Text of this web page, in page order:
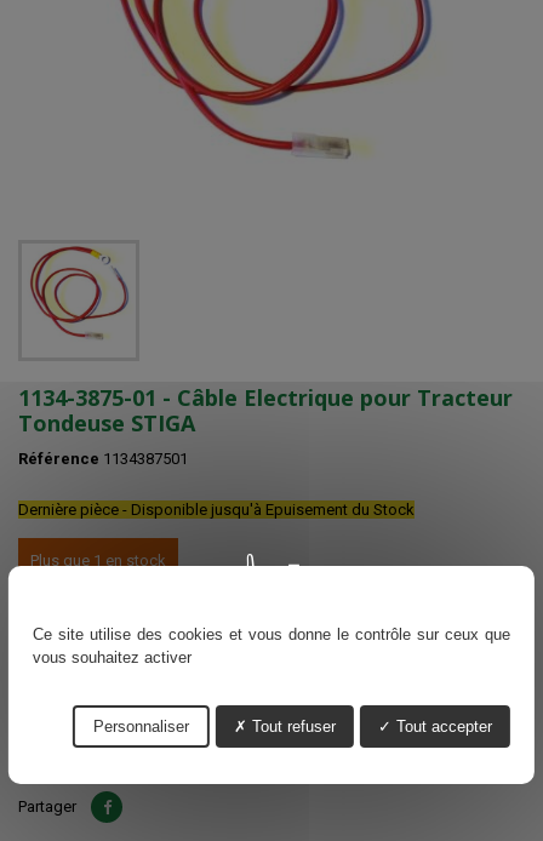
1134-3875-01 - Câble Electrique pour Tracteur
Tondeuse STIGA
Référence 1134387501
Dernière pièce - Disponible jusqu'à Epuisement du Stock
Plus que 1 en stock
31,64 €TTC
 Ajouter au panier
Partager
Ce site utilise des cookies et vous donne le contrôle sur ceux que
vous souhaitez activer
Tout accepter
Tout refuser
Personnaliser